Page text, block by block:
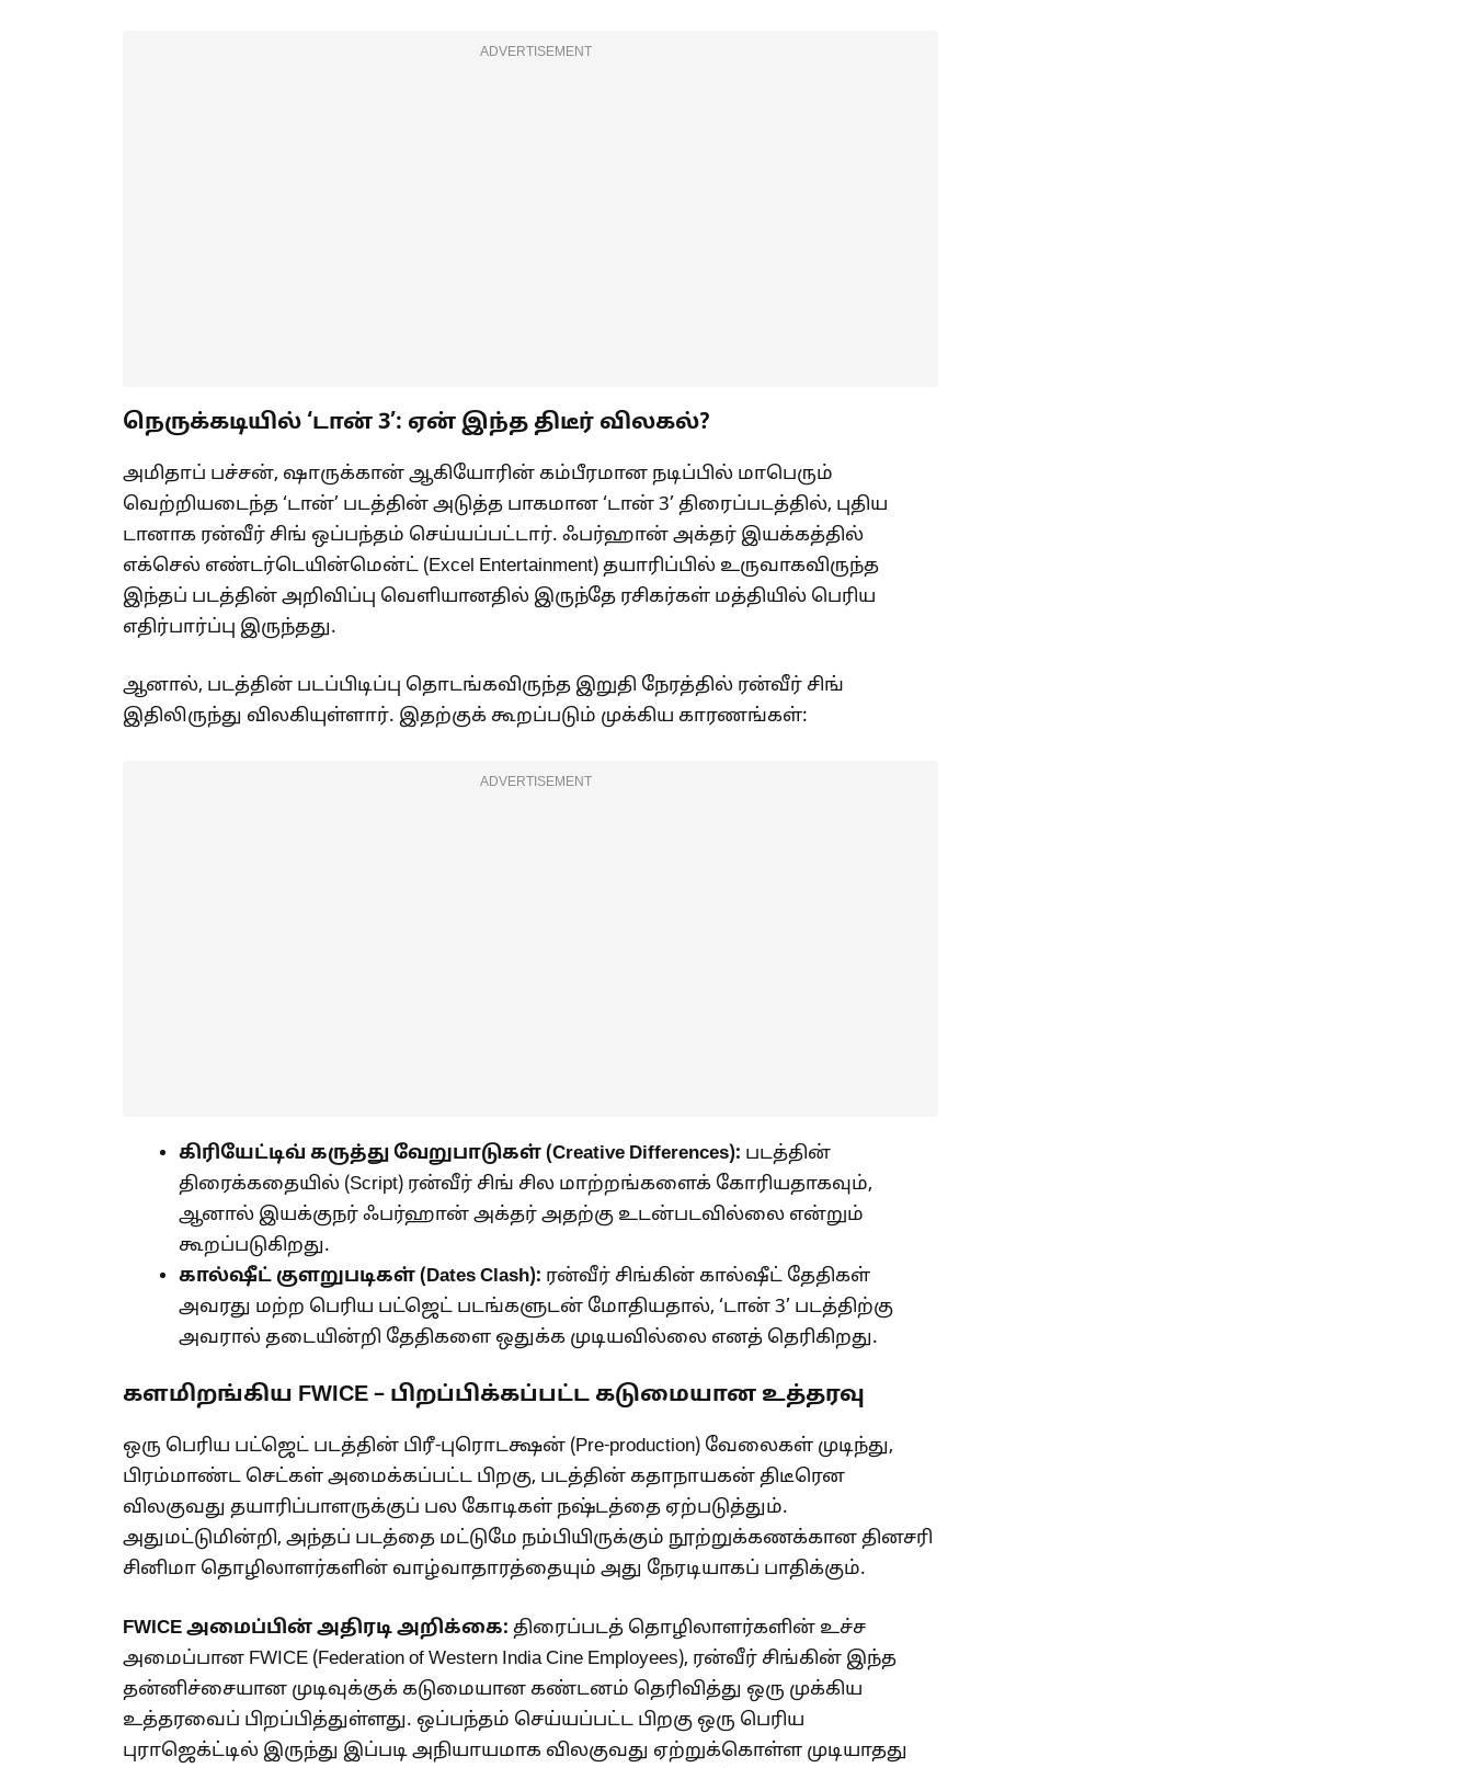
ADVERTISEMENT
நெருக்கடியில் ‘டான் 3’: ஏன் இந்த திடீர் விலகல்?
அமிதாப் பச்சன், ஷாருக்கான் ஆகியோரின் கம்பீரமான நடிப்பில் மாபெரும்
வெற்றியடைந்த ‘டான்’ படத்தின் அடுத்த பாகமான ‘டான் 3’ திரைப்படத்தில், புதிய
டானாக ரன்வீர் சிங் ஒப்பந்தம் செய்யப்பட்டார். ஃபர்ஹான் அக்தர் இயக்கத்தில்
எக்செல் எண்டர்டெயின்மென்ட் (Excel Entertainment) தயாரிப்பில் உருவாகவிருந்த
இந்தப் படத்தின் அறிவிப்பு வெளியானதில் இருந்தே ரசிகர்கள் மத்தியில் பெரிய
எதிர்பார்ப்பு இருந்தது.
ஆனால், படத்தின் படப்பிடிப்பு தொடங்கவிருந்த இறுதி நேரத்தில் ரன்வீர் சிங்
இதிலிருந்து விலகியுள்ளார். இதற்குக் கூறப்படும் முக்கிய காரணங்கள்:
ADVERTISEMENT
கிரியேட்டிவ் கருத்து வேறுபாடுகள் (Creative Differences): படத்தின்
திரைக்கதையில் (Script) ரன்வீர் சிங் சில மாற்றங்களைக் கோரியதாகவும்,
ஆனால் இயக்குநர் ஃபர்ஹான் அக்தர் அதற்கு உடன்படவில்லை என்றும்
கூறப்படுகிறது.
கால்ஷீட் குளறுபடிகள் (Dates Clash): ரன்வீர் சிங்கின் கால்ஷீட் தேதிகள்
அவரது மற்ற பெரிய பட்ஜெட் படங்களுடன் மோதியதால், ‘டான் 3’ படத்திற்கு
அவரால் தடையின்றி தேதிகளை ஒதுக்க முடியவில்லை எனத் தெரிகிறது.
களமிறங்கிய FWICE – பிறப்பிக்கப்பட்ட கடுமையான உத்தரவு
ஒரு பெரிய பட்ஜெட் படத்தின் பிரீ-புரொடக்ஷன் (Pre-production) வேலைகள் முடிந்து,
பிரம்மாண்ட செட்கள் அமைக்கப்பட்ட பிறகு, படத்தின் கதாநாயகன் திடீரென
விலகுவது தயாரிப்பாளருக்குப் பல கோடிகள் நஷ்டத்தை ஏற்படுத்தும்.
அதுமட்டுமின்றி, அந்தப் படத்தை மட்டுமே நம்பியிருக்கும் நூற்றுக்கணக்கான தினசரி
சினிமா தொழிலாளர்களின் வாழ்வாதாரத்தையும் அது நேரடியாகப் பாதிக்கும்.
FWICE அமைப்பின் அதிரடி அறிக்கை: திரைப்படத் தொழிலாளர்களின் உச்ச
அமைப்பான FWICE (Federation of Western India Cine Employees), ரன்வீர் சிங்கின் இந்த
தன்னிச்சையான முடிவுக்குக் கடுமையான கண்டனம் தெரிவித்து ஒரு முக்கிய
உத்தரவைப் பிறப்பித்துள்ளது. ஒப்பந்தம் செய்யப்பட்ட பிறகு ஒரு பெரிய
புராஜெக்ட்டில் இருந்து இப்படி அநியாயமாக விலகுவது ஏற்றுக்கொள்ள முடியாதது